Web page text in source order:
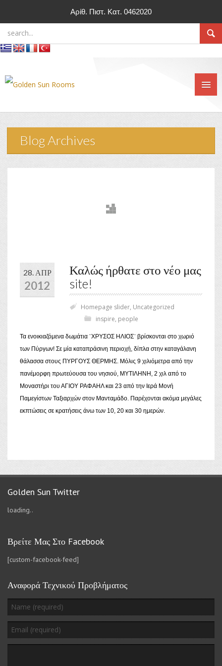
Αρίθ. Πιστ. Κατ. 0462020
Blog Archives
28. ΑΠΡ
2012
Καλώς ήρθατε στο νέο μας
site!
Homepage slider, Uncategorized
inspire, people
Τα ενοικιαζόμενα δωμάτια ¨ΧΡΥΣΟΣ ΗΛΙΟΣ¨ βρίσκονται στο χωριό
των Πύργων! Σε μία καταπράσινη περιοχή, δίπλα στην καταγάλανη
θάλασσα στους ΠΥΡΓΟΥΣ ΘΕΡΜΗΣ. Μόλις 9 χιλιόμετρα από την
πανέμορφη πρωτεύουσα του νησιού, ΜΥΤΙΛΗΝΗ, 2 χιλ από το
Μοναστήρι του ΑΓΙΟΥ ΡΑΦΑΗΛ και 23 από την Ιερά Μονή
Παμεγίστων Ταξιαρχών στον Μανταμάδο. Παρέχονται ακόμα μεγάλες
εκπτώσεις σε κρατήσεις άνω των 10, 20 και 30 ημερών.
Golden Sun Twitter
loading..
Βρείτε Μας Στο Facebook
[custom-facebook-feed]
Αναφορά Τεχνικού Προβλήματος